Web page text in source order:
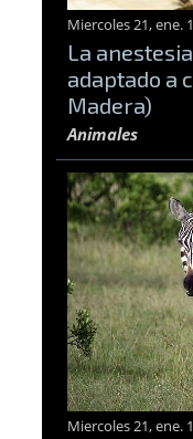
Miercoles 21, ene.
La
adaptado a
Madera)
Animales
Miercoles 21, ene.